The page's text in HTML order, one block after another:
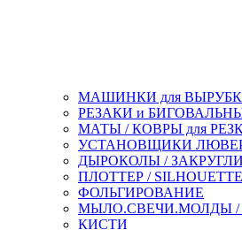
МАШИНКИ для
РЕЗАКИ и
МАТЫ / КОВРЫ для
УСТАНОВЩИКИ
ДЫРОКОЛЫ /
ПЛОТТЕР /
ФОЛЬГИРОВАНИЕ
МЫЛО.СВЕЧИ.МОЛДЫ /
КИСТИ